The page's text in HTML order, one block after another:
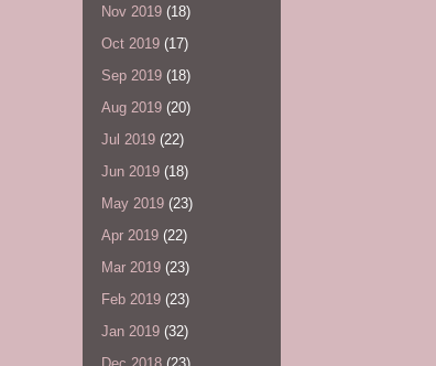
Nov 2019 (18)
Oct 2019 (17)
Sep 2019 (18)
Aug 2019 (20)
Jul 2019 (22)
Jun 2019 (18)
May 2019 (23)
Apr 2019 (22)
Mar 2019 (23)
Feb 2019 (23)
Jan 2019 (32)